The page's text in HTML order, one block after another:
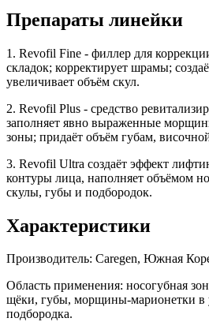
Препараты линейки
1. Revofil Fine - филлер для
складок; корректирует шрамы;
увеличивает объём скул.
2. Revofil Plus - средство
заполняет явно выраженные
зоны; придаёт объём губам,
3. Revofil Ultra создаёт эффект
контуры лица, наполняет объёмом
скулы, губы и подбородок.
Характеристики
Производитель: Caregen, Южная
Область применения: носогубная
щёки, губы, морщины-марионетки в
подбородка.